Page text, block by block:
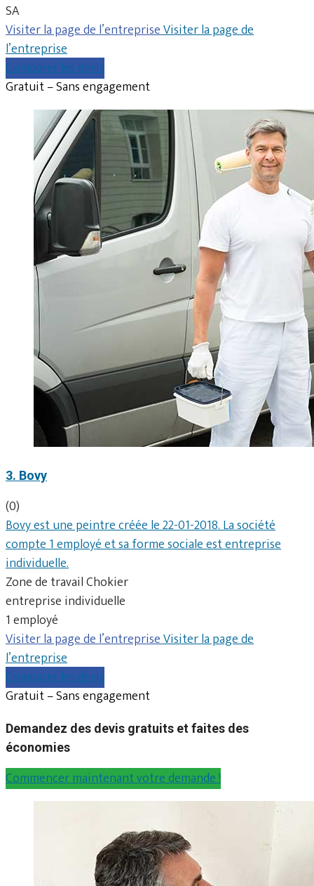
SA
Visiter la page de l’entrepriseVisiter la page de
l’entreprise
Comparer les devis
Gratuit – Sans engagement
3. Bovy
(0)
Bovy est une peintre créée le 22-01-2018. La société
compte 1 employé et sa forme sociale est entreprise
individuelle.
Zone de travail Chokier
entreprise individuelle
1 employé
Visiter la page de l’entrepriseVisiter la page de
l’entreprise
Comparer les devis
Gratuit – Sans engagement
Demandez des devis gratuits et faites des
économies
Commencer maintenant votre demande !